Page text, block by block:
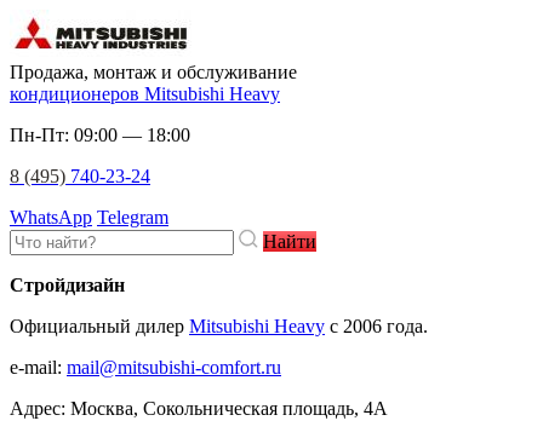
Продажа, монтаж и обслуживание
кондиционеров Mitsubishi Heavy
Пн-Пт: 09:00 — 18:00
8 (495) 740-23-24
WhatsApp Telegram
Найти
Стройдизайн
Официальный дилер Mitsubishi Heavy c 2006 года.
e-mail: mail@mitsubishi-comfort.ru
Адрес: Москва, Сокольническая площадь, 4А